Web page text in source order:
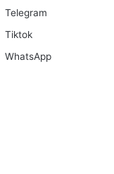
Telegram
Tiktok
WhatsApp